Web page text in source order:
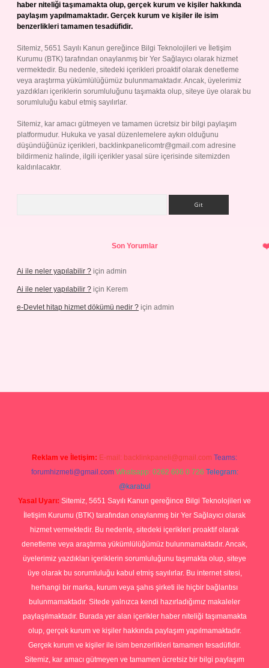
haber niteliği taşımamakta olup, gerçek kurum ve kişiler hakkında
paylaşım yapılmamaktadır. Gerçek kurum ve kişiler ile isim
benzerlikleri tamamen tesadüfidir.
Sitemiz, 5651 Sayılı Kanun gereğince Bilgi Teknolojileri ve İletişim
Kurumu (BTK) tarafından onaylanmış bir Yer Sağlayıcı olarak hizmet
vermektedir. Bu nedenle, sitedeki içerikleri proaktif olarak denetleme
veya araştırma yükümlülüğümüz bulunmamaktadır. Ancak, üyelerimiz
yazdıkları içeriklerin sorumluluğunu taşımakta olup, siteye üye olarak bu
sorumluluğu kabul etmiş sayılırlar.
Sitemiz, kar amacı gütmeyen ve tamamen ücretsiz bir bilgi paylaşım
platformudur. Hukuka ve yasal düzenlemelere aykırı olduğunu
düşündüğünüz içerikleri, backlinkpanelicomtr@gmail.com adresine
bildirmeniz halinde, ilgili içerikler yasal süre içerisinde sitemizden
kaldırılacaktır.
Son Yorumlar
Ai ile neler yapılabilir ? için admin
Ai ile neler yapılabilir ? için Kerem
e-Devlet hitap hizmet dökümü nedir ? için admin
Reklam ve İletişim: E-mail: backlinkpaneli@gmail.com Teams:
forumhizmeti@gmail.com Whatsapp: 0262 606 0 726 Telegram:
@karabul
Yasal Uyarı: Sitemiz, 5651 Sayılı Kanun gereğince Bilgi Teknolojileri ve
İletişim Kurumu (BTK) tarafından onaylanmış bir Yer Sağlayıcı olarak
hizmet vermektedir. Bu nedenle, sitedeki içerikleri proaktif olarak
denetleme veya araştırma yükümlülüğümüz bulunmamaktadır. Ancak,
üyelerimiz yazdıkları içeriklerin sorumluluğunu taşımakta olup, siteye
üye olarak bu sorumluluğu kabul etmiş sayılırlar. Bu internet sitesi,
herhangi bir marka, kurum veya şahıs şirketi ile hiçbir bağlantısı
bulunmamaktadır. Sitede yalnızca kendi hazırladığımız makaleler
paylaşılmaktadır. Burada yer alan içerikler haber niteliği taşımamakta
olup, gerçek kurum ve kişiler hakkında paylaşım yapılmamaktadır.
Gerçek kurum ve kişiler ile isim benzerlikleri tamamen tesadüfidir.
Sitemiz, kar amacı gütmeyen ve tamamen ücretsiz bir bilgi paylaşım